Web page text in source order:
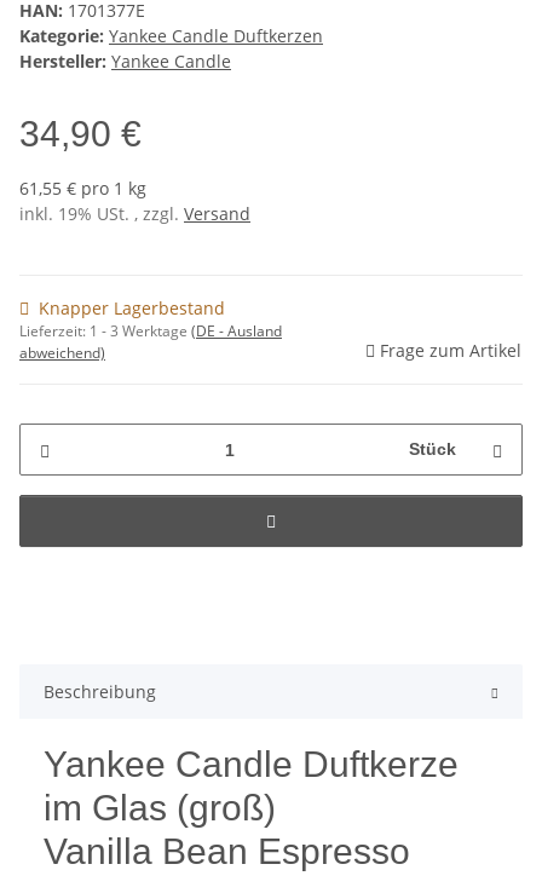
HAN: 1701377E
Kategorie: Yankee Candle Duftkerzen
Hersteller: Yankee Candle
34,90 €
61,55 € pro 1 kg
inkl. 19% USt. , zzgl. Versand
Knapper Lagerbestand
Lieferzeit: 1 - 3 Werktage (DE - Ausland
abweichend)
Frage zum Artikel
Stück
Beschreibung
Yankee Candle Duftkerze
im Glas (groß)
Vanilla Bean Espresso